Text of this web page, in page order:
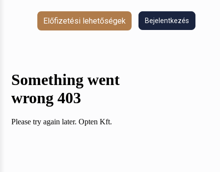
Előfizetési lehetőségek Bejelentkezés